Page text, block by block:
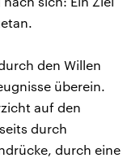
den Willen
überein.
auf den
durch
durch eine